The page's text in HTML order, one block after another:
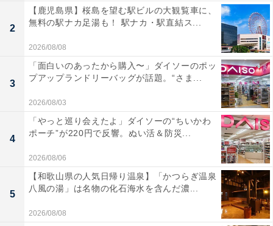
2
【鹿児島県】桜島を望む駅ビルの大観覧車に、
無料の駅ナカ足湯も！ 駅ナカ・駅直結ス...
2026/08/08
3
「面白いのあったから購入〜」ダイソーのポッ
プアップランドリーバッグが話題。“さま...
2026/08/03
4
「やっと巡り会えたよ」ダイソーの“ちいかわ
ポーチ”が220円で反響。ぬい活＆防災...
2026/08/06
5
【和歌山県の人気日帰り温泉】「かつらぎ温泉
八風の湯」は名物の化石海水を含んだ濃...
2026/08/08